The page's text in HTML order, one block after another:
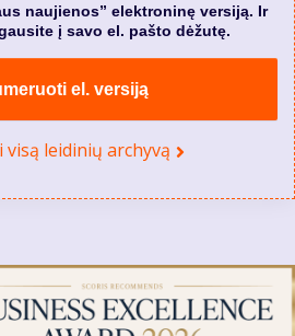
naujienos” elektroninę versiją. Ir
į savo el. pašto dėžutę.
el. versiją
visą leidinių archyvą